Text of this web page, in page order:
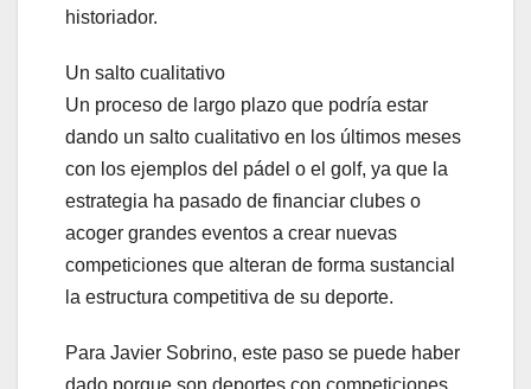
historiador.
Un salto cualitativo
Un proceso de largo plazo que podría estar
dando un salto cualitativo en los últimos meses
con los ejemplos del pádel o el golf, ya que la
estrategia ha pasado de financiar clubes o
acoger grandes eventos a crear nuevas
competiciones que alteran de forma sustancial
la estructura competitiva de su deporte.
Para Javier Sobrino, este paso se puede haber
dado porque son deportes con competiciones